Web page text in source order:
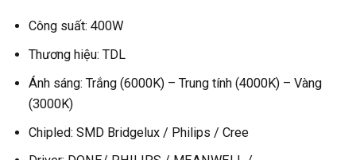
Công suất: 400W
Thương hiệu: TDL
Ánh sáng: Trắng (6000K) – Trung tính (4000K) – Vàng
(3000K)
Chipled: SMD Bridgelux / Philips / Cree